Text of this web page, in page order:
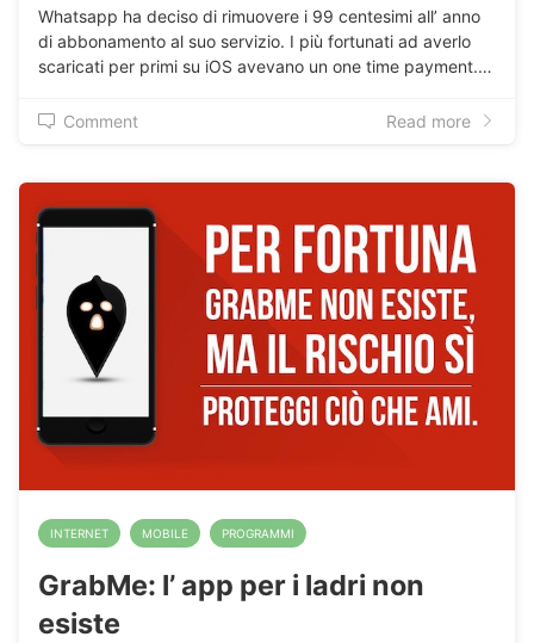
Whatsapp ha deciso di rimuovere i 99 centesimi all’ anno
di abbonamento al suo servizio. I più fortunati ad averlo
scaricati per primi su iOS avevano un one time payment.…
Comment Read more
INTERNET MOBILE PROGRAMMI
GrabMe: l’ app per i ladri non
esiste